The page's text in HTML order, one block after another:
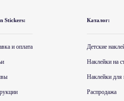
на кухню
Stickers:
и оплата
Каталог:
Детские
Наклейки на
Наклейки для
Распродажа